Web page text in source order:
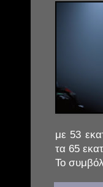
με 53
τα 65
Το